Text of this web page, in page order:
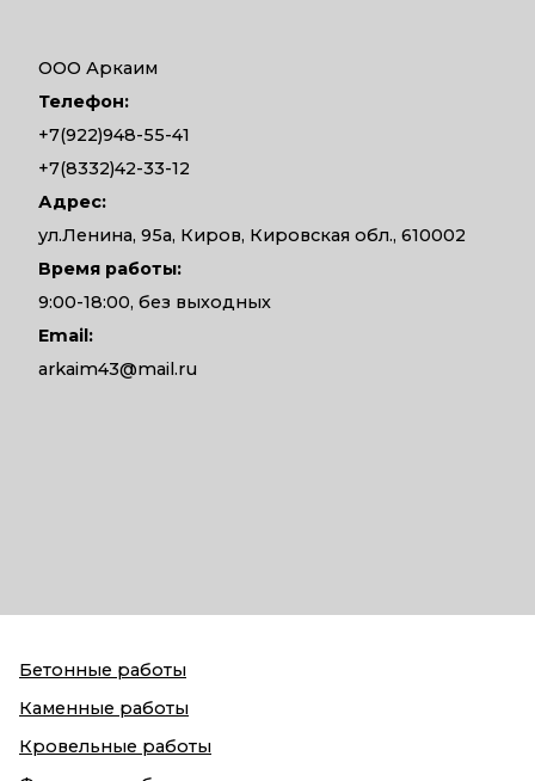
ООО Аркаим
Телефон:
+7(922)948-55-41
+7(8332)42-33-12
Адрес:
ул.Ленина, 95а, Киров, Кировская обл., 610002
Время работы:
9:00-18:00, без выходных
Email:
arkaim43@mail.ru
Бетонные работы
Каменные работы
Кровельные работы